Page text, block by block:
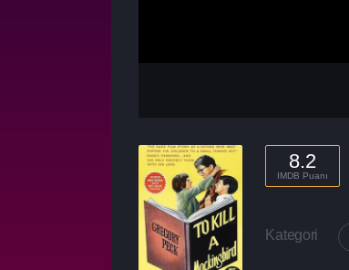
8.2
IMDB Puanı
Kategori